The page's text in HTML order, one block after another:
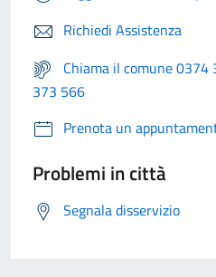
Richiedi Assistenza
Chiama il comune
373 566
Prenota un
Problemi in città
Segnala disservizio